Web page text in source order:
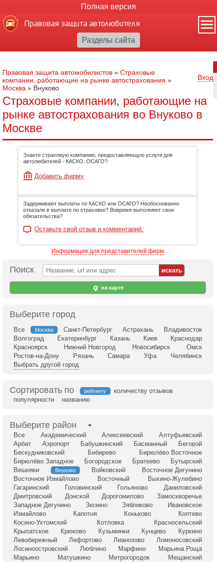
Полная версия
Правовая защита автолюбителя
Правовая защита автомобилистов » Страховые
компании, работающие на рынке автострахования »
Москва » Внуково
Вход
Страховые компании, работающие на
рынке автострахования во Внуково в
Москве
Знаете страховую компанию, предоставляющую услуги для
автолюбителей - КАСКО, ОСАГО?
Добавить фирму
Задерживают выплаты по КАСКО или ОСАГО? Необоснованно
отказали в выплате по страховке? Вовремя выполняют свои
обязательства?
Оставьте свой отзыв и комментарий.
Информация для представителей фирм
Поиск
на карте
Выберите город
Все Москва Санкт-Петербург Астрахань
Владивосток
Волгоград
Екатеринбург Казань Киев
Краснодар
Красноярск
Нижний Новгород Новосибирск
Омск
Ростов-на-Дону
Рязань Самара Уфа
Челябинск
Выбрать другой город
Сортировать по рейтингу
количеству отзывов
популярности
названию
Выберите район
Все Академический Алексеевский
Алтуфьевский
Арбат
Аэропорт Бабушкинский Басманный
Беговой
Бескудниковский
Бибирево
Бирюлёво Восточное
Бирюлёво Западное
Богородское Братеево
Бутырский
Вешняки
Внуково Войковский
Восточное Дегунино
Восточное Измайлово
Восточный
Выхино-Жулебино
Гагаринский
Головинский Гольяново
Даниловский
Дмитровский
Донской Дорогомилово
Замоскворечье
Западное Дегунино
Зюзино Зябликово
Ивановское
Измайлово
Капотня Коньково
Коптево
Косино-Ухтомский
Котловка
Красносельский
Крылатское
Крюково Кузьминки Кунцево
Куркино
Левобережный
Лефортово Лианозово
Ломоносовский
Лосиноостровский
Люблино Марфино
Марьина Роща
Марьино
Матушкино Метрогородок
Мещанский